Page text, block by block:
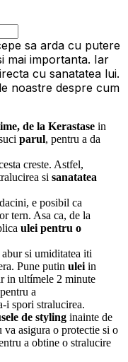
sa arda cu putere
mai importanta. Iar
cu sanatatea lui.
noastre despre cum
de la Kerastase in
parul, pentru a da
creste. Astfel,
si sanatatea
e posibil ca
tern. Asa ca, de la
ulei pentru o
si umiditatea iti
Pune putin ulei in
in ultímele 2 minute
pentru a
i spori stralucirea.
de styling inainte de
va asigura o protectie si o
a obtine o stralucire